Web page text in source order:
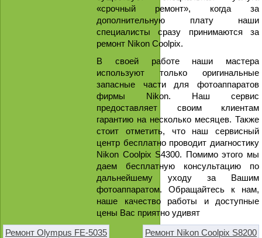
«срочный ремонт», когда за
дополнительную плату наши
специалисты сразу принимаются за
ремонт Nikon Coolpix.
В своей работе наши мастера
используют только оригинальные
запасные части для фотоаппаратов
фирмы Nikon. Наш сервис
предоставляет своим клиентам
гарантию на несколько месяцев. Также
стоит отметить, что наш сервисный
центр бесплатно проводит диагностику
Nikon Coolpix S4300. Помимо этого мы
даем бесплатную консультацию по
дальнейшему уходу за Вашим
фотоаппаратом. Обращайтесь к нам,
наше качество работы и доступные
цены Вас приятно удивят
Ремонт Olympus FE-5035
Ремонт Nikon Coolpix S8200